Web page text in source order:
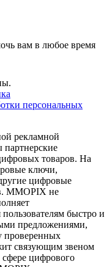
вам в любое время
персональных
рекламной
партнерские
товаров. На
ключи,
цифровые
MMOPIX не
быстро и
предложениями,
проверенных
связующим звеном
цифрового